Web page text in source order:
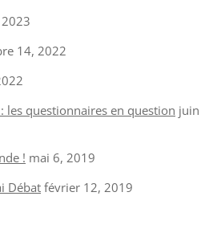
14, 2022
les questionnaires en question juin
! mai 6, 2019
Débat février 12, 2019